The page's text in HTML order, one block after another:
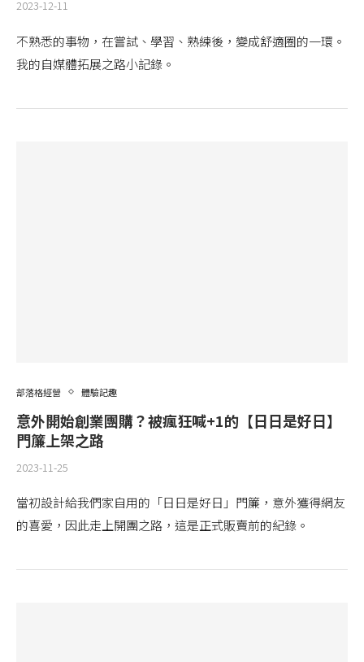
2023-12-11
不熟悉的事物，在嘗試、學習、熟練後，變成舒適圈的一環。
我的自媒體拓展之路小記錄。
部落格經營 體驗記趣
意外開始創業團購？被瘋狂喊+1的【日日是好日】
門簾上架之路
2023-11-25
當初設計給我們家自用的「日日是好日」門簾，意外獲得網友
的喜愛，因此走上開團之路，這是正式販賣前的紀錄。